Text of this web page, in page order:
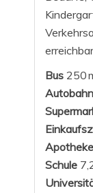
Bus 250
Apotheke
Schule